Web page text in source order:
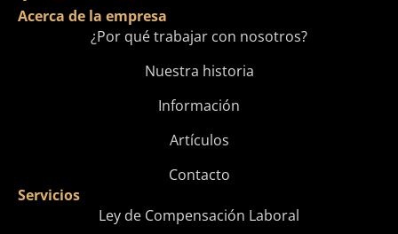
Acerca de la empresa
¿Por qué trabajar con nosotros?
Nuestra historia
Información
Artículos
Contacto
Servicios
Ley de Compensación Laboral